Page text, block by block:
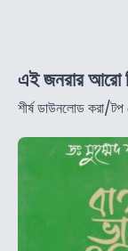
এই জনরার আরো
শীর্ষ ডাউনলোড করা/টপ